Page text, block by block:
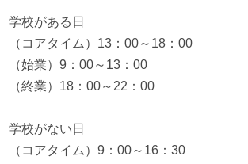
学校がある日
（コアタイム）13：00～18：00
（始業）9：00～13：00
（終業）18：00～22：00
学校がない日
（コアタイム）9：00～16：30